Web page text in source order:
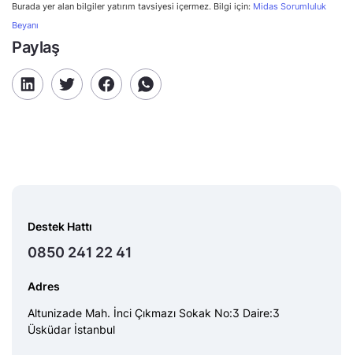
Burada yer alan bilgiler yatırım tavsiyesi içermez. Bilgi için: Midas Sorumluluk
Beyanı
Paylaş
Destek Hattı
0850 241 22 41
Adres
Altunizade Mah. İnci Çıkmazı Sokak No:3 Daire:3
Üsküdar İstanbul